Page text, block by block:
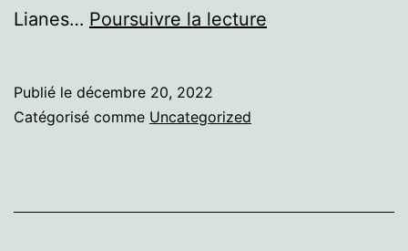
Lianes… Poursuivre la lecture
Publié le décembre 20, 2022
Catégorisé comme Uncategorized